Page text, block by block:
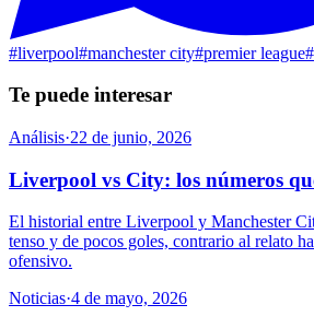
#liverpool#manchester city#premier league#
Te puede interesar
Análisis·22 de junio, 2026
Liverpool vs City: los números
El historial entre Liverpool y Manchester
tenso y de pocos goles, contrario al relato
ofensivo.
Noticias·4 de mayo, 2026